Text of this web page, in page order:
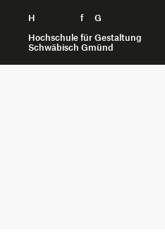
H f
G
Hochschule für Gestaltung
Schwäbisch Gmünd
Zum Seiteninhalt springen